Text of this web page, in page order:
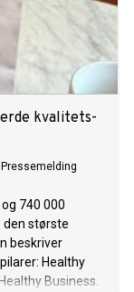
kvalitets-
Pressemelding
740 000
den største
beskriver
Healthy
Business.